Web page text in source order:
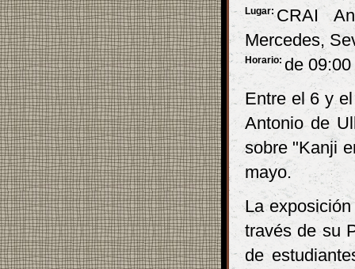
Lugar: CRAI
Mercedes,
Horario: de
Entre el 6 y
Antonio de
sobre "Kanji
mayo.
La
través de su
de